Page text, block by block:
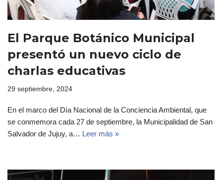
El Parque Botánico Municipal
presentó un nuevo ciclo de
charlas educativas
29 septiembre, 2024
En el marco del Día Nacional de la Conciencia Ambiental, que
se conmemora cada 27 de septiembre, la Municipalidad de San
Salvador de Jujuy, a… Leer más »